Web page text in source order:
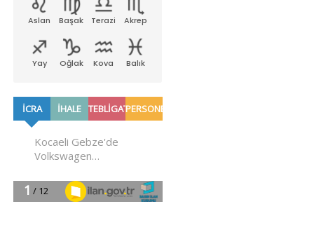
Aslan Başak Terazi Akrep
Yay Oğlak Kova Balık